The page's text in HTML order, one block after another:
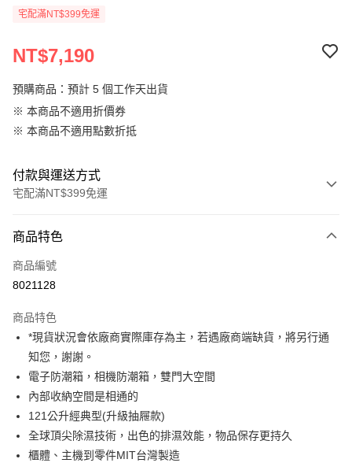
宅配滿NT$399免運
NT$7,190
預購商品：預計 5 個工作天出貨
※ 本商品不適用折價券
※ 本商品不適用點數折抵
付款與運送方式
宅配滿NT$399免運
信用卡一次付款
信用卡分期付款
合作金庫商業銀行
華南商業銀行
彰化商業銀行
上海商業儲蓄銀行
國泰世華商業銀行
兆豐國際商業銀行
臺灣中小企業銀行
匯豐（台灣）商業銀行
聯邦商業銀行
元大商業銀行
永豐商業銀行
玉山商業銀行
6 期 0 利率 每期
華南商業銀行
上海商業儲蓄銀行
台北富邦商業銀行
國泰世華商業銀行
臺灣中小企業銀行
匯豐（台灣）商業銀行
華泰商業銀行
聯邦商業銀行
元大商業銀行
12 期 0 利率 每期 NT$599 21家銀行
合作金庫商業銀行
第一商業銀行
上海商業儲蓄銀行
國泰世華商業銀行
臺灣中小企業銀行
台中商業銀行
匯豐（台灣）商業銀行
LINE Pay
Apple Pay
街口支付
悠遊付
商品特色
商品編號
8021128
商品特色
*現貨狀況會依廠商實際庫存為主，若遇廠商端缺貨，將另行通
知您，謝謝。
電子防潮箱，相機防潮箱，雙門大空間
內部收納空間是相通的
121公升經典型(升級抽屜款)
全球頂尖除濕技術，出色的排濕效能，物品保存更持久
櫃體、主機到零件MIT台灣製造